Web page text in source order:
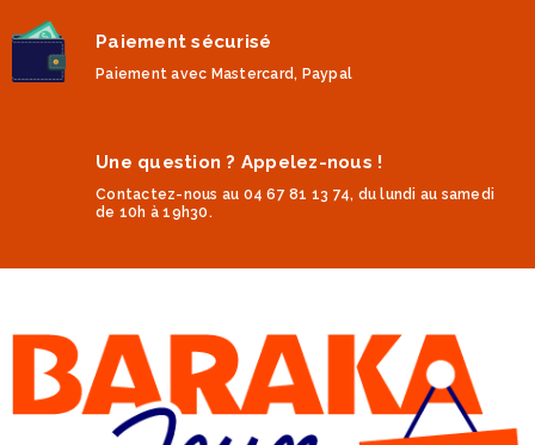
Paiement sécurisé
Paiement avec Mastercard, Paypal
Une question ? Appelez-nous !
Contactez-nous au 04 67 81 13 74, du lundi au samedi
de 10h à 19h30.